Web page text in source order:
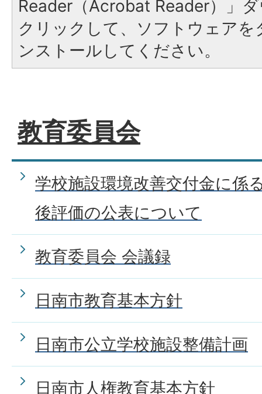
Reader（Acrobat Reader）」
クリックして、ソフトウェア
ンストールしてください。
教育委員会
学校施設環境改善交付金に係
後評価の公表について
教育委員会 会議録
日南市教育基本方針
日南市公立学校施設整備計画
日南市人権教育基本方針